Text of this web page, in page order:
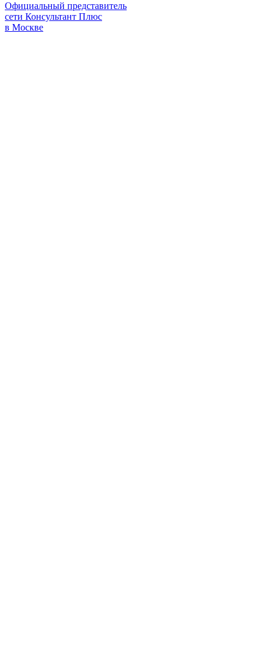
Официальный представитель
сети Консультант Плюс
в Москве